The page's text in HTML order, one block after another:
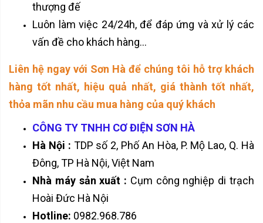
thượng đế
Luôn làm việc 24/24h, để đáp ứng và xử lý các
vấn đề cho khách hàng...
Liên hệ ngay với Sơn Hà để chúng tôi hỗ trợ khách
hàng tốt nhất, hiệu quả nhất, giá thành tốt nhất,
thỏa mãn nhu cầu mua hàng của quý khách
CÔNG TY TNHH CƠ ĐIỆN SƠN HÀ
Hà Nội : TDP số 2, Phố An Hòa, P. Mộ Lao, Q. Hà
Đông, TP Hà Nội, Việt Nam
Nhà máy sản xuất : Cụm công nghiệp di trạch
Hoài Đức Hà Nội
Hotline: 0982.968.786